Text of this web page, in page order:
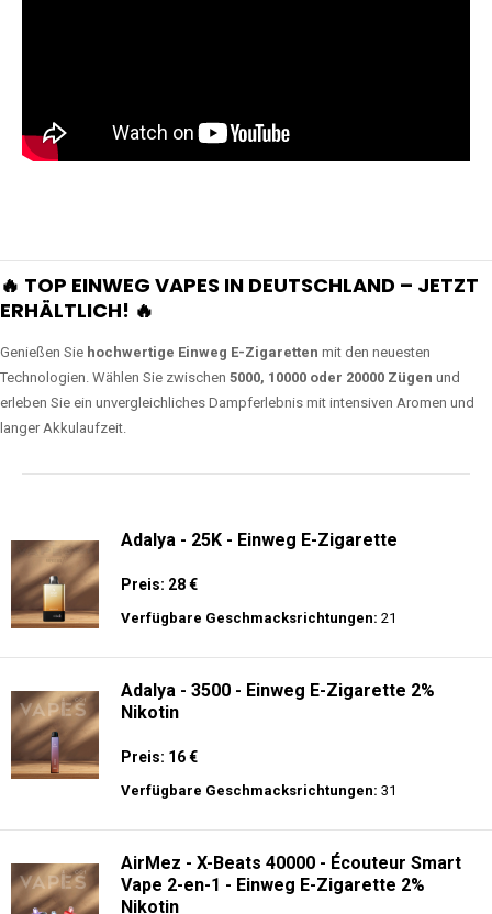
🔥 TOP EINWEG VAPES IN DEUTSCHLAND – JETZT
ERHÄLTLICH! 🔥
Genießen Sie hochwertige Einweg E-Zigaretten mit den neuesten
Technologien. Wählen Sie zwischen 5000, 10000 oder 20000 Zügen und
erleben Sie ein unvergleichliches Dampferlebnis mit intensiven Aromen und
langer Akkulaufzeit.
Adalya - 25K - Einweg E-Zigarette
Preis: 28 €
Verfügbare Geschmacksrichtungen: 21
Adalya - 3500 - Einweg E-Zigarette 2%
Nikotin
Preis: 16 €
Verfügbare Geschmacksrichtungen: 31
AirMez - X-Beats 40000 - Écouteur Smart
Vape 2-en-1 - Einweg E-Zigarette 2%
Nikotin